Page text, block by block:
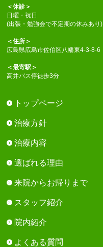
＜休診＞
日曜・祝日
(出張・勉強会で不定期の休みあり)
＜住所＞
広島県広島市佐伯区八幡東4-3-8-6
＜最寄駅＞
高井バス停徒歩3分
トップページ
治療方針
治療内容
選ばれる理由
来院からお帰りまで
スタッフ紹介
院内紹介
よくある質問